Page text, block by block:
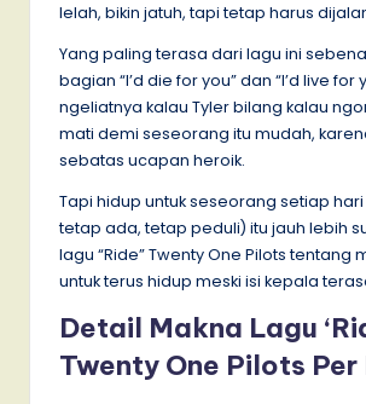
lelah, bikin jatuh, tapi tetap harus
Yang paling terasa dari lagu ini
bagian “I’d die for you” dan “I’d live for
ngeliatnya kalau Tyler bilang kalau
mati demi seseorang itu mudah,
sebatas ucapan heroik.
Tapi hidup untuk seseorang setiap
tetap ada, tetap peduli) itu jauh lebih
lagu “Ride” Twenty One Pilots tentang
untuk terus hidup meski isi kepala
Detail Makna Lagu
Twenty One Pilots Per